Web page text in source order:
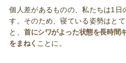
個人差があるものの、私たちは1日
す。そのため、寝ている姿勢はと
と、 首にシワがよった状態を長時間
をまねく ことに。